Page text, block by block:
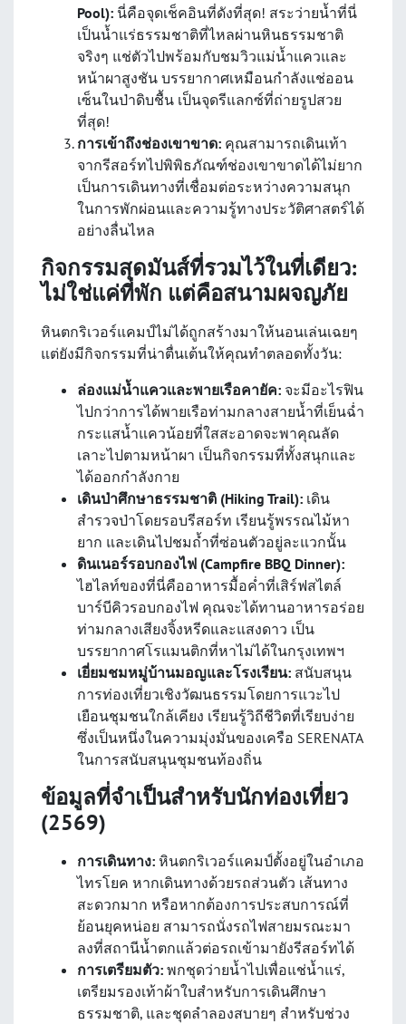
Pool): นี่คือจุดเช็คอินที่ดังที่สุด! สระว่ายน้ำที่นี่
เป็นน้ำแร่ธรรมชาติที่ไหลผ่านหินธรรมชาติ
จริงๆ แช่ตัวไปพร้อมกับชมวิวแม่น้ำแควและ
หน้าผาสูงชัน บรรยากาศเหมือนกำลังแช่ออน
เซ็นในป่าดิบชื้น เป็นจุดรีแลกซ์ที่ถ่ายรูปสวย
ที่สุด!
การเข้าถึงช่องเขาขาด: คุณสามารถเดินเท้า
จากรีสอร์ทไปพิพิธภัณฑ์ช่องเขาขาดได้ไม่ยาก
เป็นการเดินทางที่เชื่อมต่อระหว่างความสนุก
ในการพักผ่อนและความรู้ทางประวัติศาสตร์ได้
อย่างลื่นไหล
กิจกรรมสุดมันส์ที่รวมไว้ในที่เดียว:
ไม่ใช่แค่ที่พัก แต่คือสนามผจญภัย
หินตกริเวอร์แคมป์ไม่ได้ถูกสร้างมาให้นอนเล่นเฉยๆ
แต่ยังมีกิจกรรมที่น่าตื่นเต้นให้คุณทำตลอดทั้งวัน:
ล่องแม่น้ำแควและพายเรือคายัค: จะมีอะไรฟิน
ไปกว่าการได้พายเรือท่ามกลางสายน้ำที่เย็นฉ่ำ
กระแสน้ำแควน้อยที่ใสสะอาดจะพาคุณลัด
เลาะไปตามหน้าผา เป็นกิจกรรมที่ทั้งสนุกและ
ได้ออกกำลังกาย
เดินป่าศึกษาธรรมชาติ (Hiking Trail): เดิน
สำรวจป่าโดยรอบรีสอร์ท เรียนรู้พรรณไม้หา
ยาก และเดินไปชมถ้ำที่ซ่อนตัวอยู่ละแวกนั้น
ดินเนอร์รอบกองไฟ (Campfire BBQ Dinner):
ไฮไลท์ของที่นี่คืออาหารมื้อค่ำที่เสิร์ฟสไตล์
บาร์บีคิวรอบกองไฟ คุณจะได้ทานอาหารอร่อย
ท่ามกลางเสียงจิ้งหรีดและแสงดาว เป็น
บรรยากาศโรแมนติกที่หาไม่ได้ในกรุงเทพฯ
เยี่ยมชมหมู่บ้านมอญและโรงเรียน: สนับสนุน
การท่องเที่ยวเชิงวัฒนธรรมโดยการแวะไป
เยือนชุมชนใกล้เคียง เรียนรู้วิถีชีวิตที่เรียบง่าย
ซึ่งเป็นหนึ่งในความมุ่งมั่นของเครือ SERENATA
ในการสนับสนุนชุมชนท้องถิ่น
ข้อมูลที่จำเป็นสำหรับนักท่องเที่ยว
(2569)
การเดินทาง: หินตกริเวอร์แคมป์ตั้งอยู่ในอำเภอ
ไทรโยค หากเดินทางด้วยรถส่วนตัว เส้นทาง
สะดวกมาก หรือหากต้องการประสบการณ์ที่
ย้อนยุคหน่อย สามารถนั่งรถไฟสายมรณะมา
ลงที่สถานีน้ำตกแล้วต่อรถเข้ามายังรีสอร์ทได้
การเตรียมตัว: พกชุดว่ายน้ำไปเพื่อแช่น้ำแร่,
เตรียมรองเท้าผ้าใบสำหรับการเดินศึกษา
ธรรมชาติ, และชุดลำลองสบายๆ สำหรับช่วง